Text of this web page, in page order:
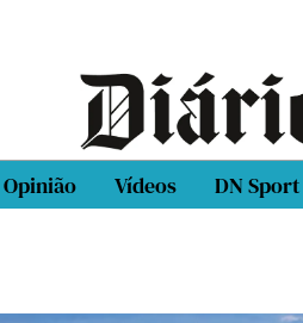
Opinião Vídeos DN Sport